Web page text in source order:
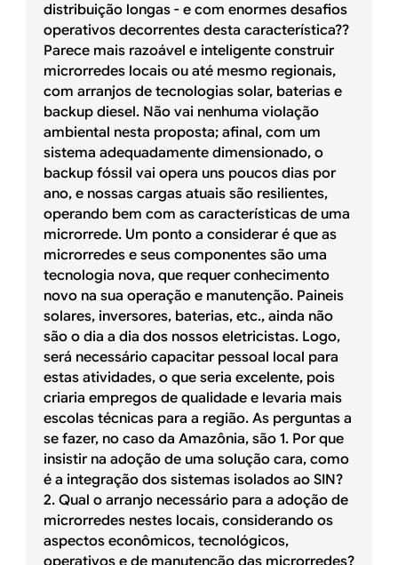
distribuição longas - e com enormes desafios
operativos decorrentes desta característica??
Parece mais razoável e inteligente construir
microrredes locais ou até mesmo regionais,
com arranjos de tecnologias solar, baterias e
backup diesel. Não vai nenhuma violação
ambiental nesta proposta; afinal, com um
sistema adequadamente dimensionado, o
backup fóssil vai opera uns poucos dias por
ano, e nossas cargas atuais são resilientes,
operando bem com as características de uma
microrrede. Um ponto a considerar é que as
microrredes e seus componentes são uma
tecnologia nova, que requer conhecimento
novo na sua operação e manutenção. Paineis
solares, inversores, baterias, etc., ainda não
são o dia a dia dos nossos eletricistas. Logo,
será necessário capacitar pessoal local para
estas atividades, o que seria excelente, pois
criaria empregos de qualidade e levaria mais
escolas técnicas para a região. As perguntas a
se fazer, no caso da Amazônia, são 1. Por que
insistir na adoção de uma solução cara, como
é a integração dos sistemas isolados ao SIN?
2. Qual o arranjo necessário para a adoção de
microrredes nestes locais, considerando os
aspectos econômicos, tecnológicos,